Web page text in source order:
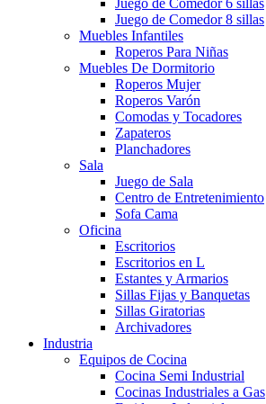
Juego de Comedor 6 sillas
Juego de Comedor 8 sillas
Muebles Infantiles
Roperos Para Niñas
Muebles De Dormitorio
Roperos Mujer
Roperos Varón
Comodas y Tocadores
Zapateros
Planchadores
Sala
Juego de Sala
Centro de Entretenimiento
Sofa Cama
Oficina
Escritorios
Escritorios en L
Estantes y Armarios
Sillas Fijas y Banquetas
Sillas Giratorias
Archivadores
Industria
Equipos de Cocina
Cocina Semi Industrial
Cocinas Industriales a Gas